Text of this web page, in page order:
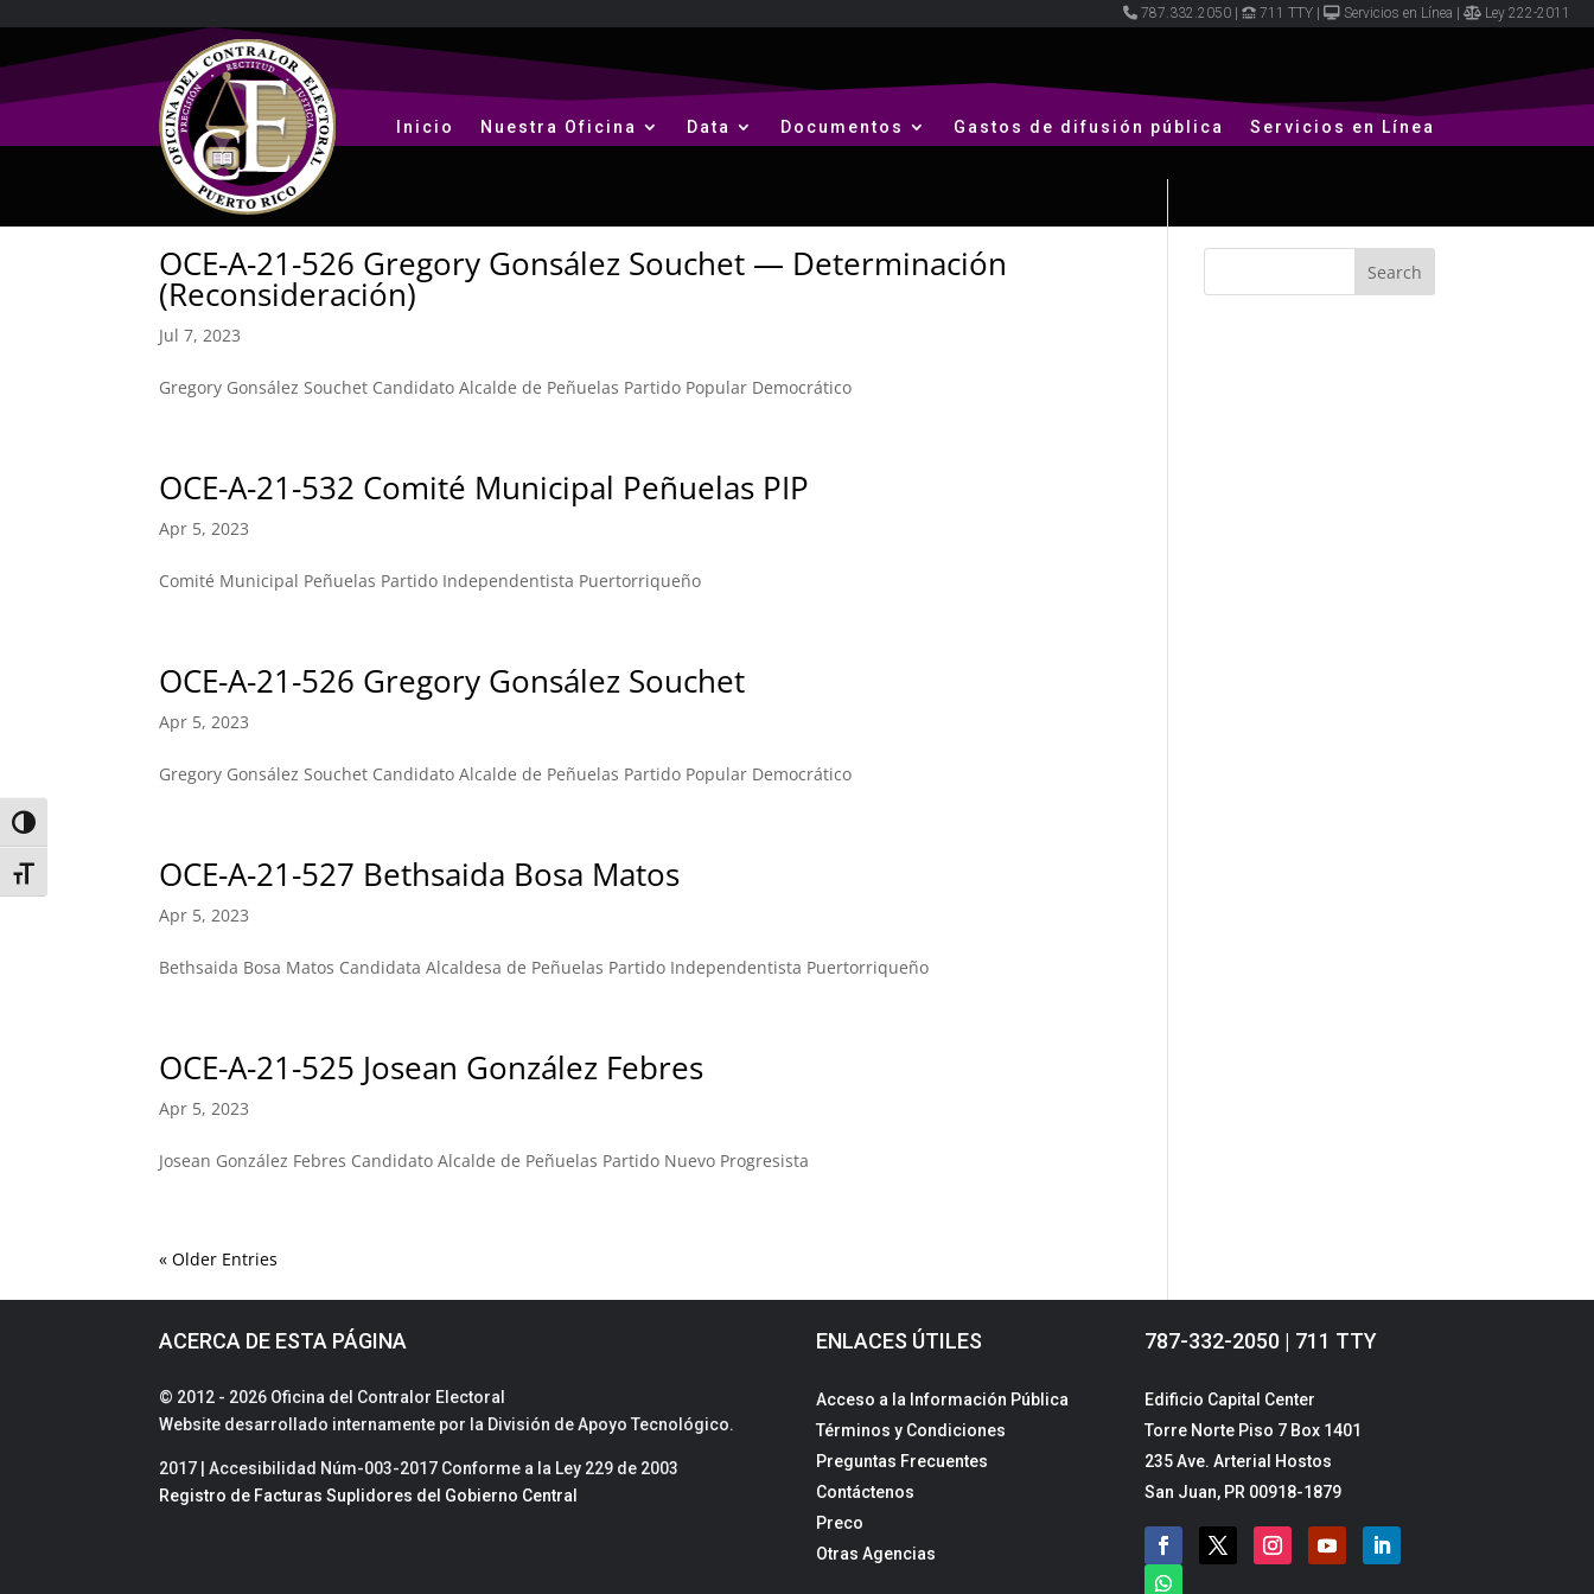
Toggle High Contrast
Toggle Font size
787.332.2050 711 TTY Servicios en Línea Ley 222-2011
Inicio Nuestra Oficina Data Documentos Gastos de difusión pública Servicios en Línea
OCE-A-21-526 Gregory Gonsález Souchet — Determinación
(Reconsideración)
Jul 7, 2023
Gregory Gonsález Souchet Candidato Alcalde de Peñuelas Partido Popular Democrático
OCE-A-21-532 Comité Municipal Peñuelas PIP
Apr 5, 2023
Comité Municipal Peñuelas Partido Independentista Puertorriqueño
OCE-A-21-526 Gregory Gonsález Souchet
Apr 5, 2023
Gregory Gonsález Souchet Candidato Alcalde de Peñuelas Partido Popular Democrático
OCE-A-21-527 Bethsaida Bosa Matos
Apr 5, 2023
Bethsaida Bosa Matos Candidata Alcaldesa de Peñuelas Partido Independentista Puertorriqueño
OCE-A-21-525 Josean González Febres
Apr 5, 2023
Josean González Febres Candidato Alcalde de Peñuelas Partido Nuevo Progresista
« Older Entries
ACERCA DE ESTA PÁGINA
© 2012 - 2026 Oficina del Contralor Electoral
Website desarrollado internamente por la División de Apoyo Tecnológico.
2017 | Accesibilidad Núm-003-2017 Conforme a la Ley 229 de 2003
Registro de Facturas Suplidores del Gobierno Central
ENLACES ÚTILES
Acceso a la Información Pública
Términos y Condiciones
Preguntas Frecuentes
Contáctenos
Preco
Otras Agencias
787-332-2050 | 711 TTY
Edificio Capital Center
Torre Norte Piso 7 Box 1401
235 Ave. Arterial Hostos
San Juan, PR 00918-1879